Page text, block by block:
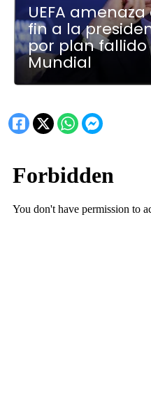
UEFA
fin a la
por plan fallido
Mundial